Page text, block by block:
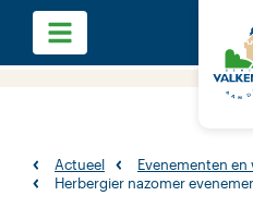
Actueel
Evenementen en
Herbergier nazomer